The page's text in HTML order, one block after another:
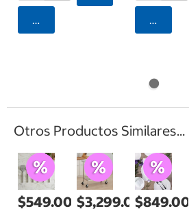
Agregar Agregar
Otros Productos Similares...
$549.00 $3,299.00$849.00